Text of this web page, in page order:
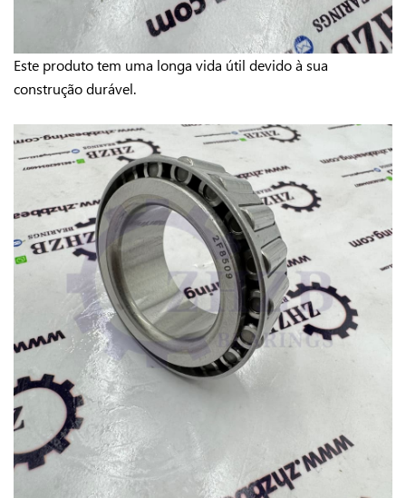
Este produto tem uma longa vida útil devido à sua
construção durável.